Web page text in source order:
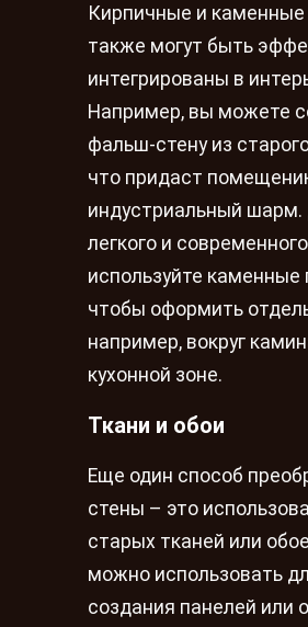
Кирпичные и
также могут быть
интегрированы в
Например, вы можете
фальш-стену из
что придаст
индустриальный шарм.
легкого и
используйте каменные
чтобы оформить
например, вокруг
кухонной зоне.
Ткани и обои
Еще один способ
стены – это
старых тканей или
можно использовать
создания панелей или